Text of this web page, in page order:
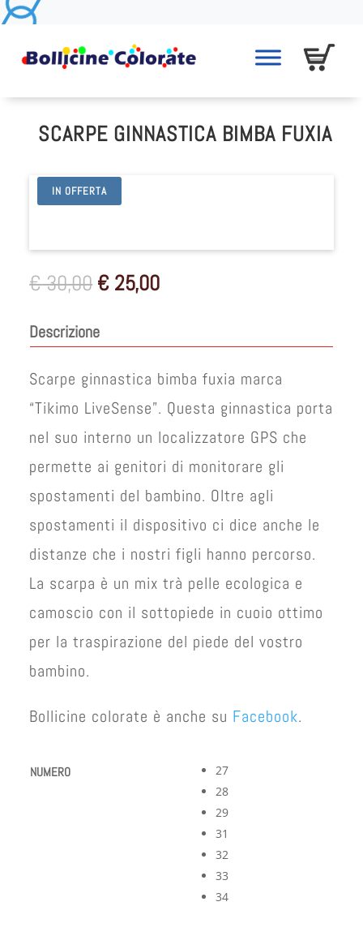
SCARPE GINNASTICA BIMBA FUXIA
IN OFFERTA
€30,00 Il
prezzo
era:
€ 25,00Il
Descrizione
Scarpe ginnastica bimba fuxia marca
“Tikimo LiveSense”. Questa ginnastica porta
nel suo interno un localizzatore GPS che
permette ai genitori di monitorare gli
spostamenti del bambino. Oltre agli
spostamenti il dispositivo ci dice anche le
distanze che i nostri figli hanno percorso.
La scarpa è un mix trà pelle ecologica e
camoscio con il sottopiede in cuoio ottimo
per la traspirazione del piede del vostro
bambino.
Bollicine colorate è anche su Facebook.
NUMERO
27
28
29
31
32
33
34